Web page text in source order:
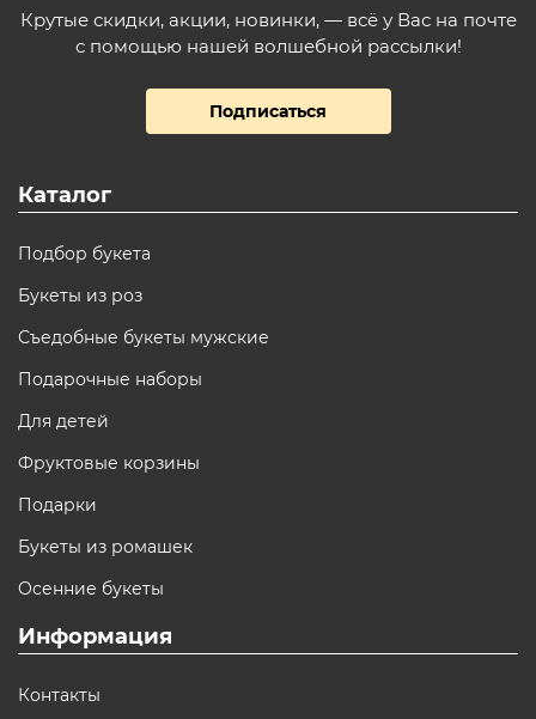
Крутые скидки, акции, новинки, — всё у Вас на почте
с помощью нашей волшебной рассылки!
Подписаться
Каталог
Подбор букета
Букеты из роз
Съедобные букеты мужские
Подарочные наборы
Для детей
Фруктовые корзины
Подарки
Букеты из ромашек
Осенние букеты
Информация
Контакты